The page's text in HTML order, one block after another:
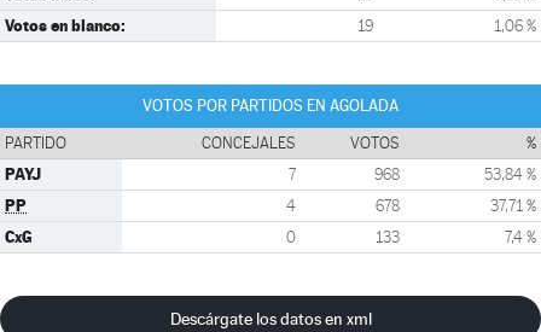
Votos en blanco: 19 1,06 %
VOTOS POR PARTIDOS EN AGOLADA
PARTIDO CONCEJALES VOTOS %
PAYJ 7 968 53,84 %
PP 4 678 37,71 %
CxG 0 133 7,4 %
Descárgate los datos en xml